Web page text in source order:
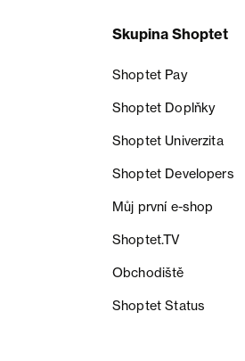
Skupina Shoptet
Shoptet Pay
Shoptet Doplňky
Shoptet Univerzita
Shoptet Developers
Můj první e-shop
Shoptet.TV
Obchodiště
Shoptet Status